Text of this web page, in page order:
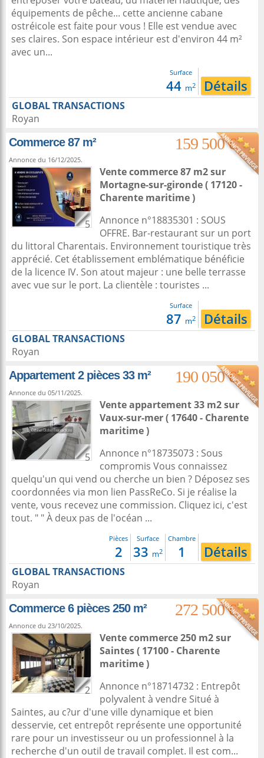
équipements de pêche... cette ancienne cabane
ostréicole est faite pour vous ! Elle est vendue avec
ses claires. Son espace intérieur est d'environ 44 m²
avec un...
Surface
44 m2 Détails
GLOBAL TRANSACTIONS
Royan
Commerce 87 m²
159 500 €
Annonce du 16/12/2025.
5
Vente commerce 87 m2sur
Mortagne-sur-gironde( 17120 -
Charente maritime )
Annonce n°18835301 : SOUS
OFFRE. Bar-restaurant sur un port
du littoral Charentais. Environnement touristique très
apprécié. Cet établissement emblématique bénéficie
de la licence IV. Son atout majeur : une belle terrasse
avec vue sur le port. La clientèle : touristes ...
Surface
87 m2 Détails
GLOBAL TRANSACTIONS
Royan
Appartement 2 pièces 33 m²
190 050 €
Annonce du 05/11/2025.
5
Vente appartement 33 m2sur
Vaux-sur-mer( 17640 - Charente
maritime )
Annonce n°18735073 : Sous
compromis Vous connaissez
quelqu'un qui vend ou cherche un bien ? Déposez ses
coordonnées via mon lien PassReCo. Si je réalise la
vente, vous recevez une commission. Cliquez ici, c'est
tout. " " À deux pas de l'océan ...
Pièces
2
Surface
33 m2
Chambre
1 Détails
GLOBAL TRANSACTIONS
Royan
Commerce 6 pièces 250 m²
272 500 €
Annonce du 23/10/2025.
2
Vente commerce 250 m2sur
Saintes( 17100 - Charente
maritime )
Annonce n°18714732 : Entrepôt
polyvalent à vendre Situé à
Saintes, au c?ur d'une ville dynamique et bien
desservie, cet entrepôt représente une opportunité
rare pour un investisseur ou un professionnel à la
recherche d'un outil de travail complet. Il est com...